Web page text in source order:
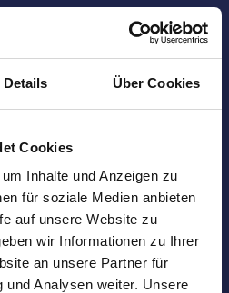
Details Über Cookies
Cookies
Inhalte und Anzeigen zu
für soziale Medien anbieten
auf unsere Website zu
wir Informationen zu Ihrer
an unsere Partner für
und Analysen weiter. Unsere